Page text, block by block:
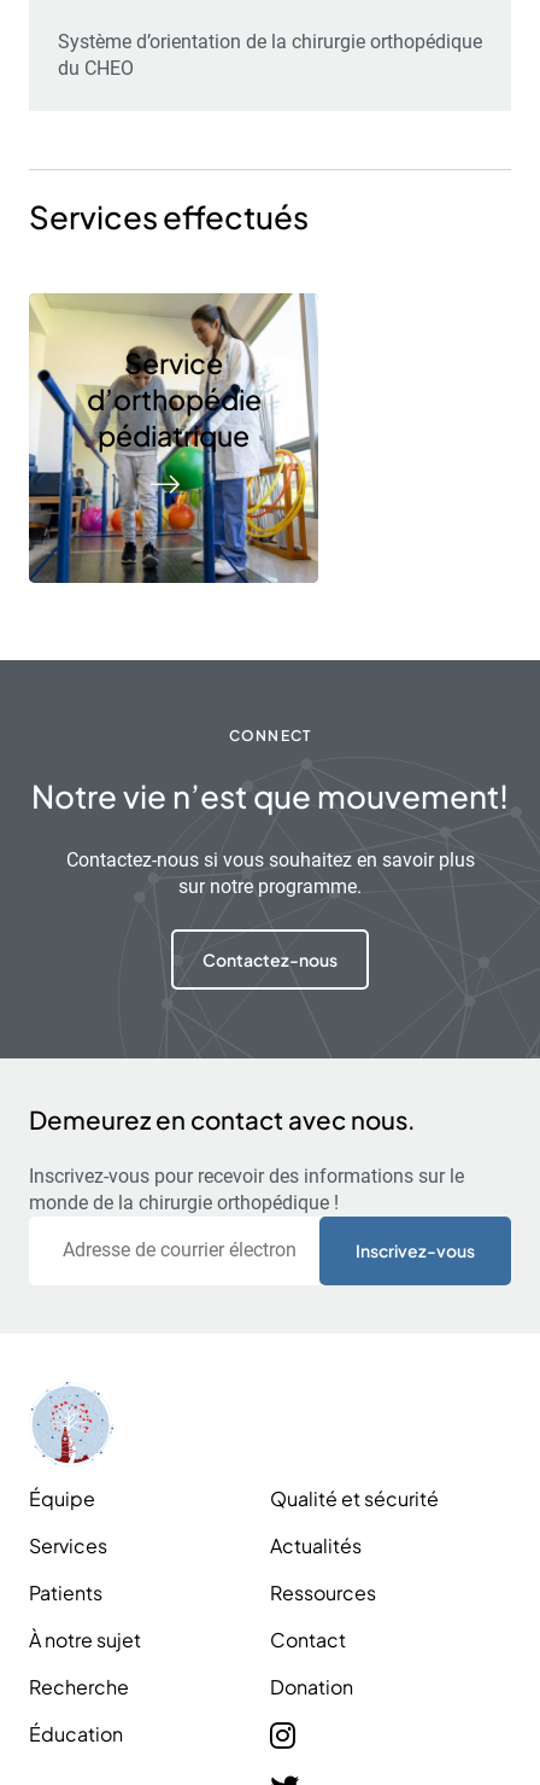
Système d’orientation de la chirurgie orthopédique
du CHEO
Services effectués
Service
d’orthopédie
pédiatrique
CONNECT
Notre vie n’est que mouvement!
Contactez-nous si vous souhaitez en savoir plus
sur notre programme.
Contactez-nous
Demeurez en contact avec nous.
Inscrivez-vous pour recevoir des informations sur le
monde de la chirurgie orthopédique !
Équipe
Services
Patients
À notre sujet
Recherche
Éducation
Qualité et sécurité
Actualités
Ressources
Contact
Donation